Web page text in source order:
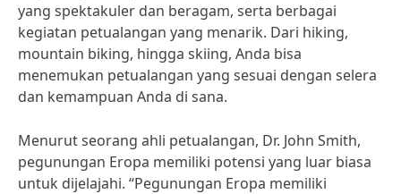
yang spektakuler dan beragam, serta berbagai
kegiatan petualangan yang menarik. Dari hiking,
mountain biking, hingga skiing, Anda bisa
menemukan petualangan yang sesuai dengan selera
dan kemampuan Anda di sana.
Menurut seorang ahli petualangan, Dr. John Smith,
pegunungan Eropa memiliki potensi yang luar biasa
untuk dijelajahi. “Pegunungan Eropa memiliki